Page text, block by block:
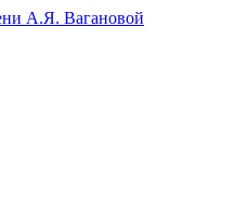
А.Я. Вагановой